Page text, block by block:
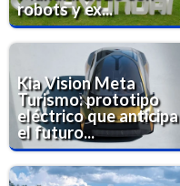
robots y ex...
Kia Vision Meta
Turismo: prototipo
eléctrico que anticipa
el futuro...